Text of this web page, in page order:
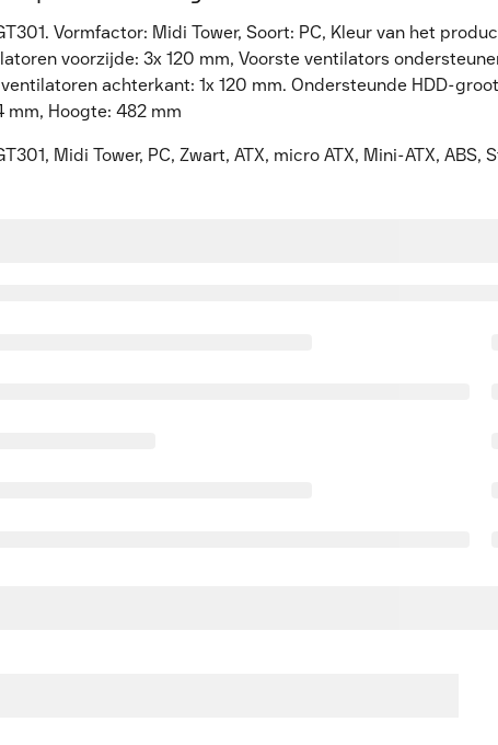
Vormfactor: Midi Tower, Soort: PC, Kleur van het
voorzijde: 3x 120 mm, Voorste ventilators
achterkant: 1x 120 mm. Ondersteunde HDD-
mm, Hoogte: 482 mm
Midi Tower, PC, Zwart, ATX, micro ATX, Mini-ATX, ABS,